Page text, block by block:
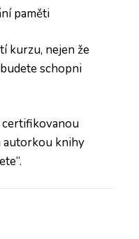
paměti
kurzu, nejen že
schopni
certifikovanou
autorkou knihy